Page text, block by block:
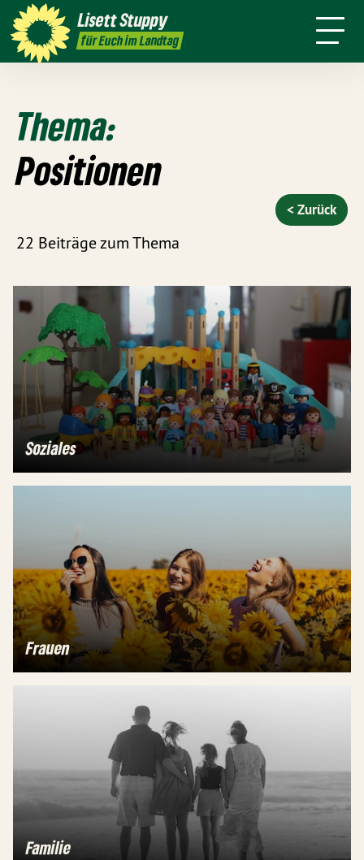
LisettStuppy
für Euch im Landtag
Termine
Über mich Positionen Wahlkreis
Thema:
Positionen
22 Beiträge zum Thema
< Zurück
Soziales
Frauen
Familie